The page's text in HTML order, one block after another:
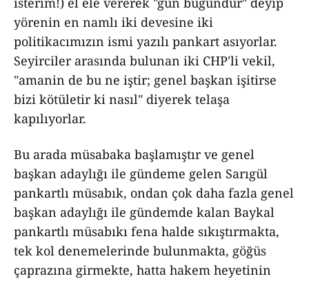
yörenin en namlı iki devesine iki
politikacımızın ismi yazılı pankart asıyorlar.
Seyirciler arasında bulunan iki CHP'li vekil,
"amanin de bu ne iştir; genel başkan işitirse
bizi kötületir ki nasıl" diyerek telaşa
kapılıyorlar.
Bu arada müsabaka başlamıştır ve genel
başkan adaylığı ile gündeme gelen Sarıgül
pankartlı müsabık, ondan çok daha fazla genel
başkan adaylığı ile gündemde kalan Baykal
pankartlı müsabıkı fena halde sıkıştırmakta,
tek kol denemelerinde bulunmakta, göğüs
çaprazına girmekte, hatta hakem heyetinin